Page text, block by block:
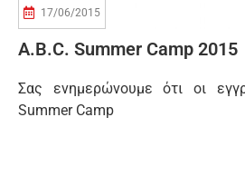
17/06/2015
A.B.C. Summer Camp 2015
Σας ενημερώνουμε ότι οι
Summer Camp